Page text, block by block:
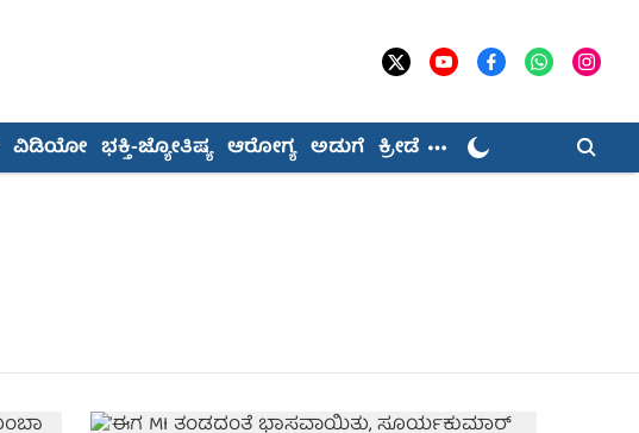
ವಿಡಿಯೋ ಭಕ್ತಿ-ಜ್ಯೋತಿಷ್ಯ ಆರೋಗ್ಯ ಅಡುಗೆ ಕ್ರೀಡೆ